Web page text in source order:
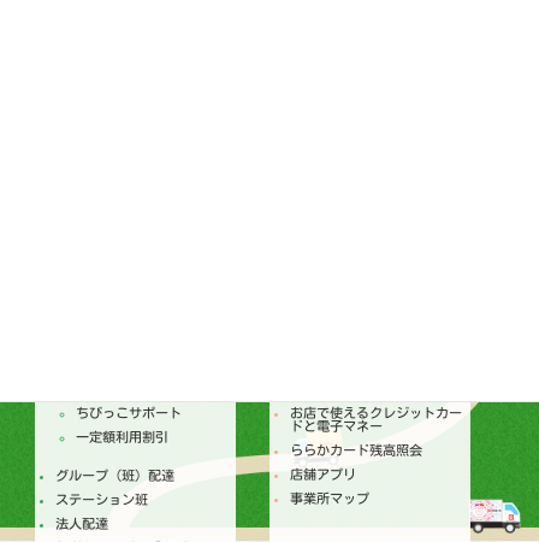
ちびっこサポート
一定額利用割引
グループ（班）配達
ステーション班
法人配達
お店で使えるクレジットカー
ドと電子マネー
ららかカード残高照会
店舗アプリ
事業所マップ